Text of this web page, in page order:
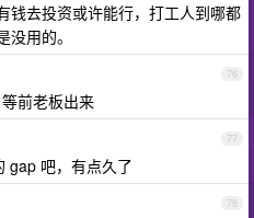
钱去投资或许能行，打工人到哪都
用的。
76
前老板出来
77
gap 吧，有点久了
78